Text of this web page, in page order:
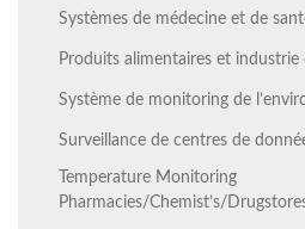
Systèmes de médecine et de
Produits alimentaires et industrie
Système de monitoring de
Surveillance de centres de
Temperature Monitoring
Pharmacies/Chemist’s/